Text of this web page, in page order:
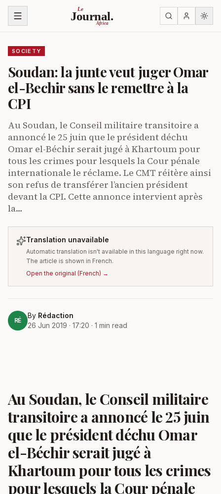
Skip to content Le
Journal.
Africa
SOCIETY
Soudan: la junte veut juger Omar
el-Bechir sans le remettre à la
CPI
Au Soudan, le Conseil militaire transitoire a
annoncé le 25 juin que le président déchu
Omar el-Béchir serait jugé à Khartoum pour
tous les crimes pour lesquels la Cour pénale
internationale le réclame. Le CMT réitère ainsi
son refus de transférer l’ancien président
devant la CPI. Cette annonce intervient après
la…
Translation unavailable
Automatic translation isn't available in this language right now.
The article is shown in French.
Open the original (French) →
RÉ
By Rédaction
26 Jun 2019 · 17:20 · 1 min read
Au Soudan, le Conseil militaire
transitoire a annoncé le 25 juin
que le président déchu Omar
el-Béchir serait jugé à
Khartoum pour tous les crimes
pour lesquels la Cour pénale